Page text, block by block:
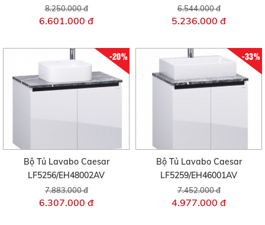
8.250.000 đ
6.601.000 đ
6.544.000 đ
5.236.000 đ
-20%
Bộ Tủ Lavabo Caesar
LF5256/EH48002AV
7.883.000 đ
6.307.000 đ
-33%
Bộ Tủ Lavabo Caesar
LF5259/EH46001AV
7.452.000 đ
4.977.000 đ